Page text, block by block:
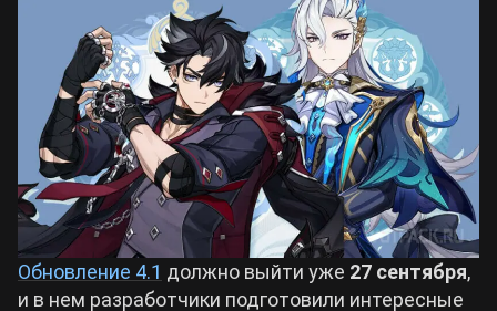
Crimson Desert
Zenless Zone Zero
Kingdom Come: Deliverance 2
Path of Exile 2
Билды Arknights: Endfield
Билды Wuthering Waves
Билды Cyberpunk 2077
Билды Path of Exile 2
Обновление 4.1 должно выйти уже 27 сентября,
и в нем разработчики подготовили интересные